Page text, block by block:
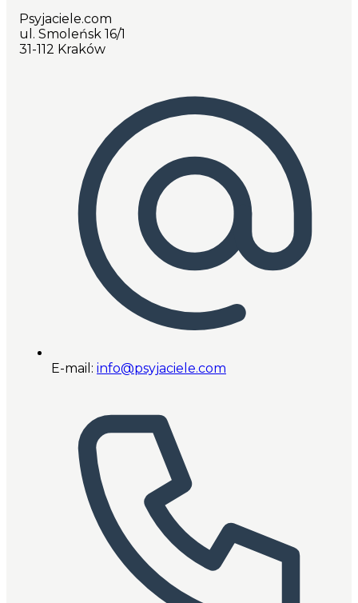
Psyjaciele.com
ul. Smoleńsk 16/1
31-112 Kraków
E-mail: info@psyjaciele.com